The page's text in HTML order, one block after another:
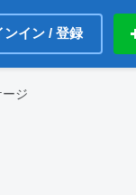
ンイン / 登録
ジ